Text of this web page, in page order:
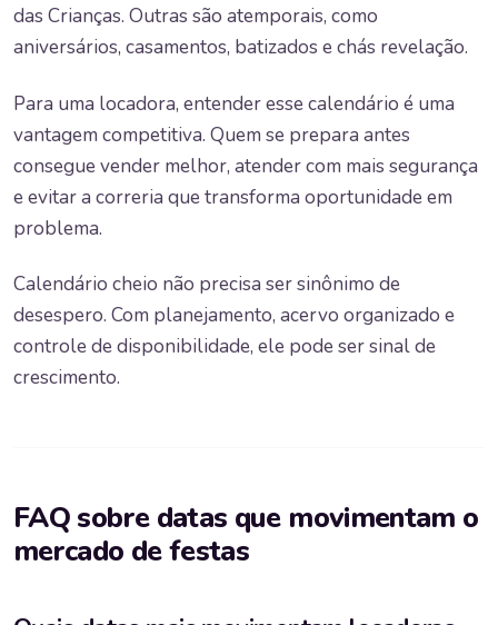
das Crianças. Outras são atemporais, como
aniversários, casamentos, batizados e chás revelação.
Para uma locadora, entender esse calendário é uma
vantagem competitiva. Quem se prepara antes
consegue vender melhor, atender com mais segurança
e evitar a correria que transforma oportunidade em
problema.
Calendário cheio não precisa ser sinônimo de
desespero. Com planejamento, acervo organizado e
controle de disponibilidade, ele pode ser sinal de
crescimento.
FAQ sobre datas que movimentam o
mercado de festas